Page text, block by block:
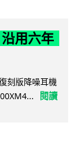
用六年
刻版降噪耳機
閱讀